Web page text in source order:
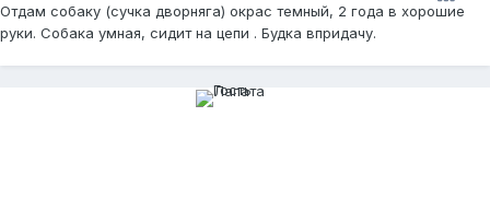
Отдам собаку (сучка дворняга) окрас темный, 2 года в хорошие
руки. Собака умная, сидит на цепи . Будка впридачу.